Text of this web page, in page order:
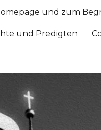
und zum
und Predigten